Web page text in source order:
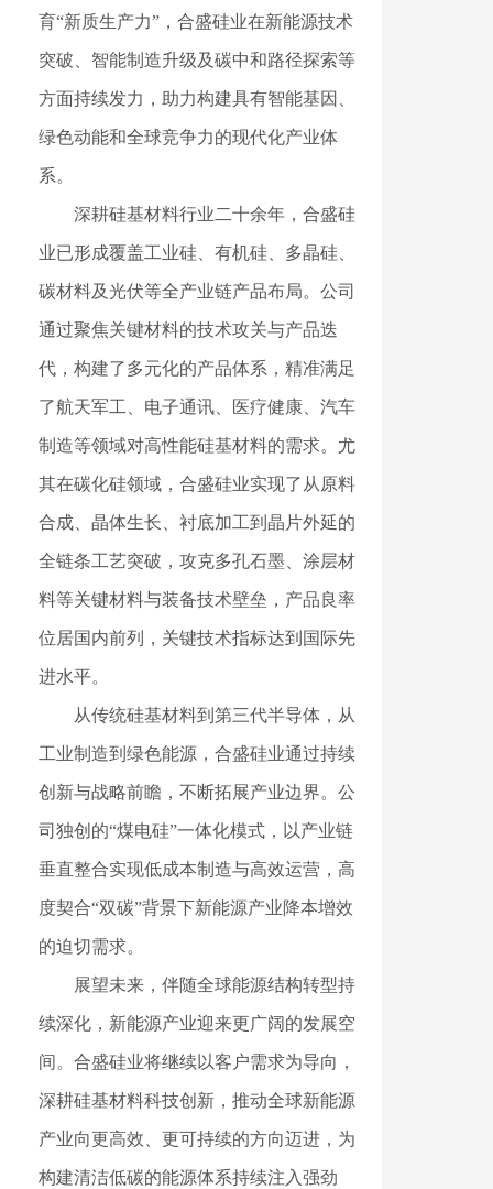
育“新质生产力”，合盛硅业在新能源技术
突破、智能制造升级及碳中和路径探索等
方面持续发力，助力构建具有智能基因、
绿色动能和全球竞争力的现代化产业体
系。
深耕硅基材料行业二十余年，合盛硅
业已形成覆盖工业硅、有机硅、多晶硅、
碳材料及光伏等全产业链产品布局。公司
通过聚焦关键材料的技术攻关与产品迭
代，构建了多元化的产品体系，精准满足
了航天军工、电子通讯、医疗健康、汽车
制造等领域对高性能硅基材料的需求。尤
其在碳化硅领域，合盛硅业实现了从原料
合成、晶体生长、衬底加工到晶片外延的
全链条工艺突破，攻克多孔石墨、涂层材
料等关键材料与装备技术壁垒，产品良率
位居国内前列，关键技术指标达到国际先
进水平。
从传统硅基材料到第三代半导体，从
工业制造到绿色能源，合盛硅业通过持续
创新与战略前瞻，不断拓展产业边界。公
司独创的“煤电硅”一体化模式，以产业链
垂直整合实现低成本制造与高效运营，高
度契合“双碳”背景下新能源产业降本增效
的迫切需求。
展望未来，伴随全球能源结构转型持
续深化，新能源产业迎来更广阔的发展空
间。合盛硅业将继续以客户需求为导向，
深耕硅基材料科技创新，推动全球新能源
产业向更高效、更可持续的方向迈进，为
构建清洁低碳的能源体系持续注入强劲